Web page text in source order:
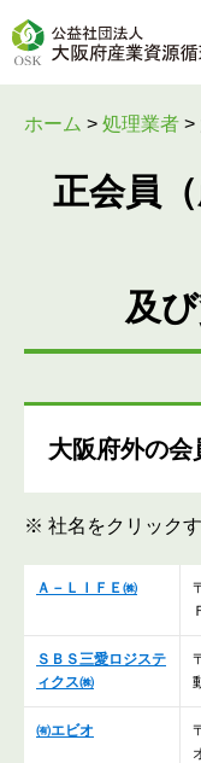
ホーム > 処理業者 >
正会員
及
大阪府外の会
※ 社名をクリック
Ａ－ＬＩＦＥ㈱
ＳＢＳ三愛ロジステ
ィクス㈱
㈲エビオ